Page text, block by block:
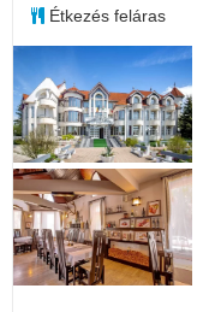
Étkezés feláras